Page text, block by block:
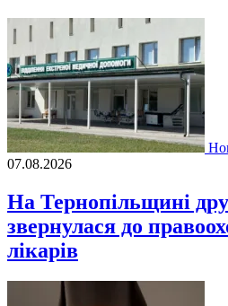
07.08.2026
На Тернопільщині
звернулася до
лікарів